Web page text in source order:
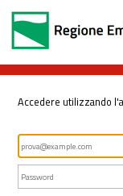
Accedere utilizzando